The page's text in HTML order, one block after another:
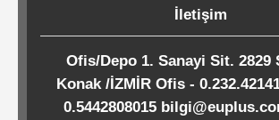
Köpük
Kaseler
İletişim
Ofis/Depo 1. Sanayi Sit. 2829
Konak /İZMİR Ofis -
0.5442808015